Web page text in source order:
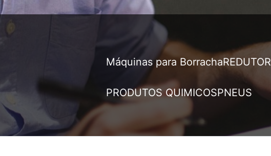
Máquinas para BorrachaREDUTOR
PRODUTOS QUIMICOSPNEUS